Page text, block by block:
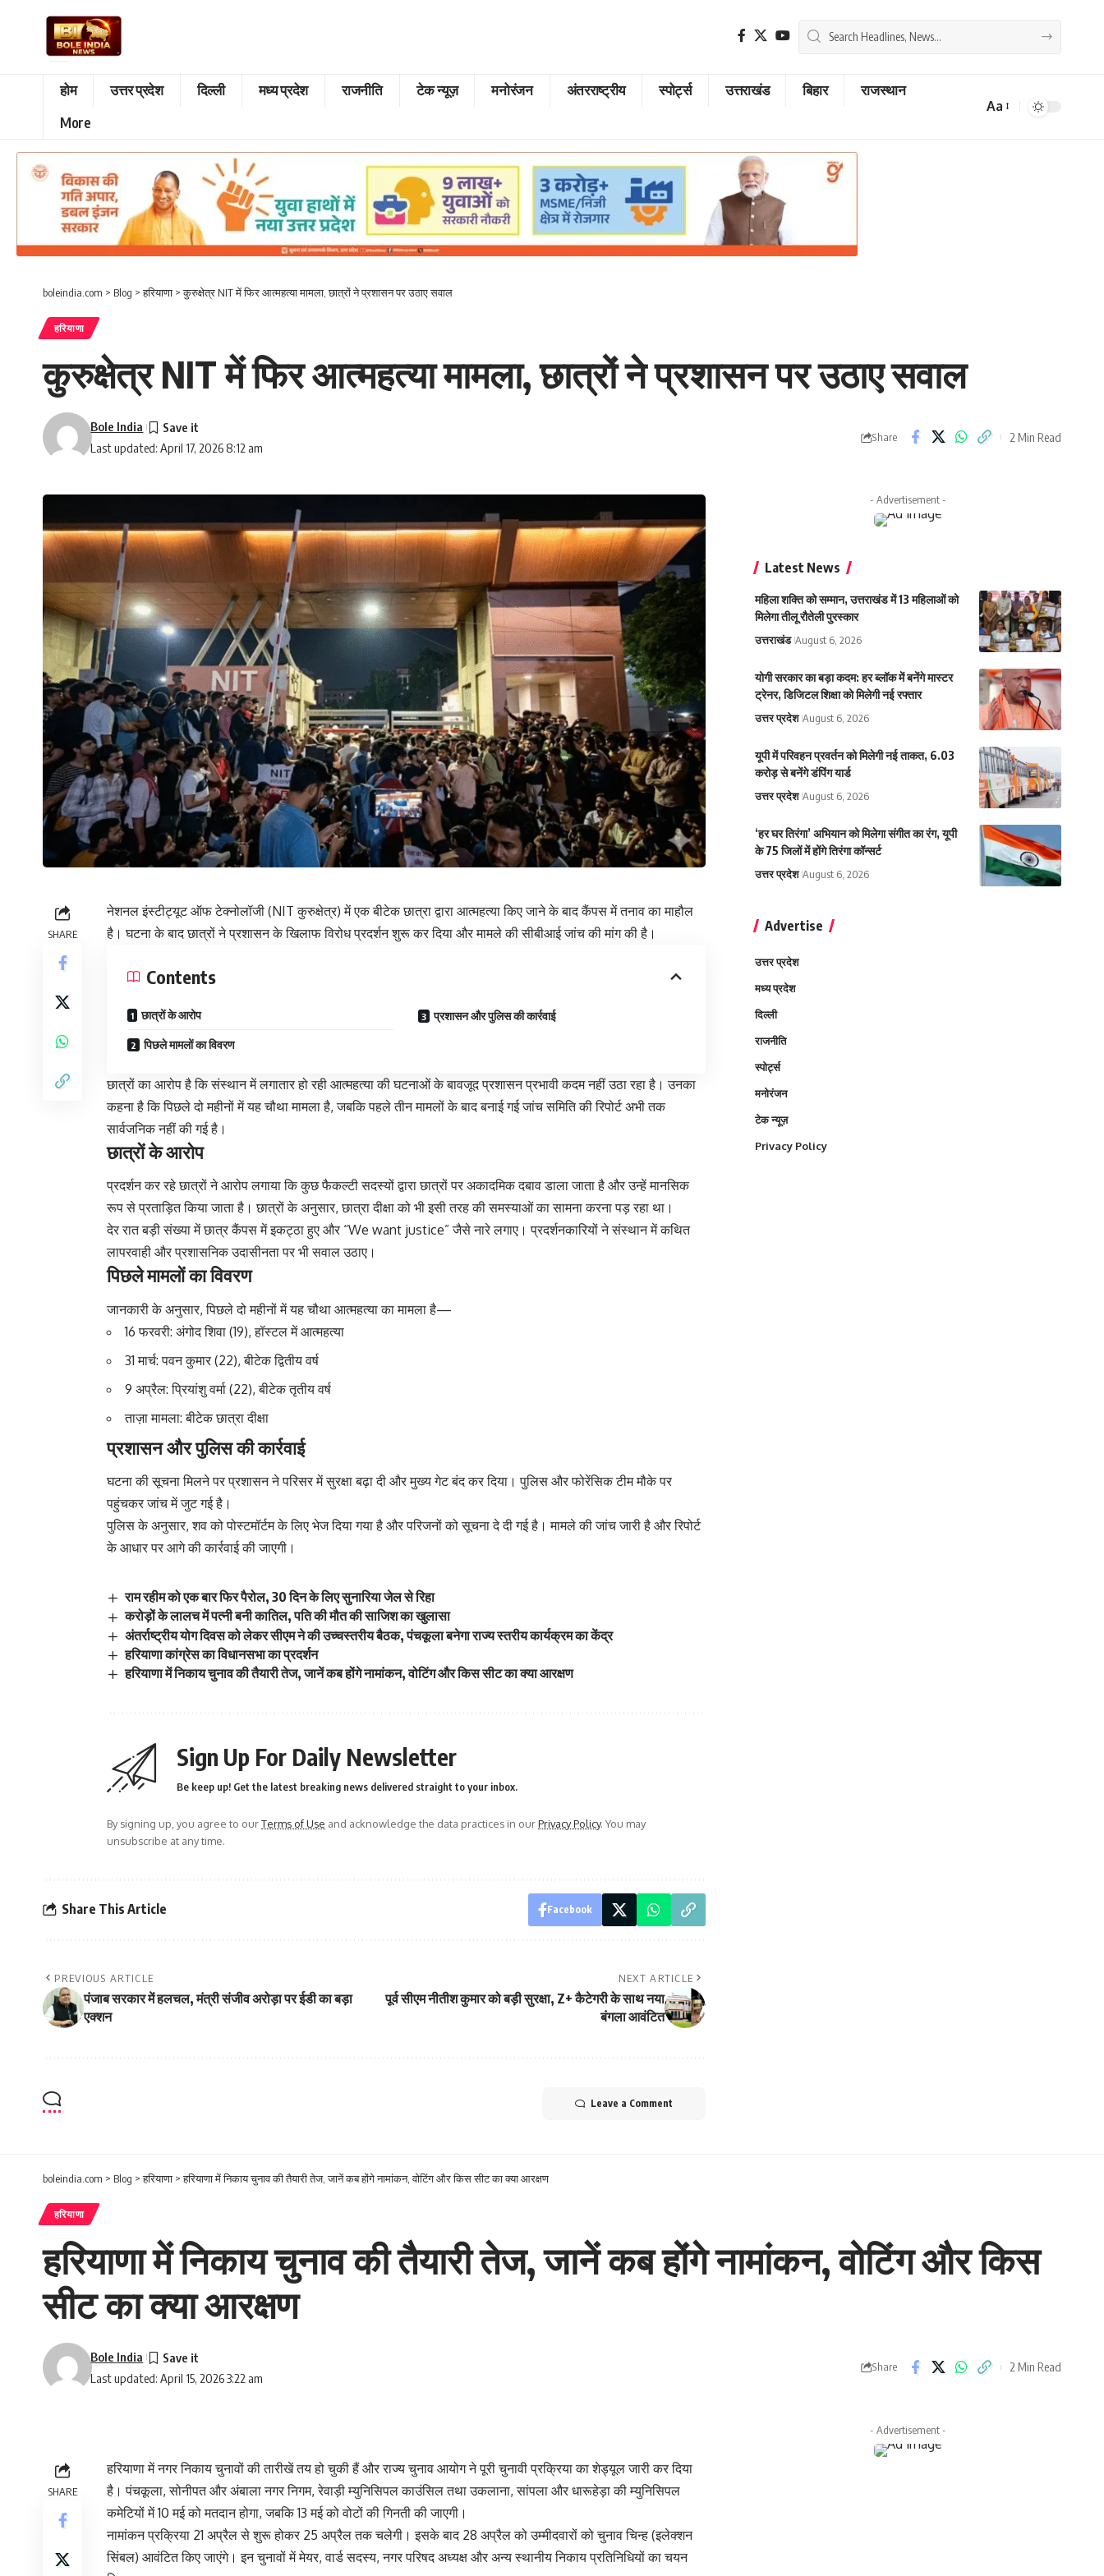
होम उत्तर प्रदेश दिल्ली मध्य प्रदेश राजनीति टेक न्यूज़ मनोरंजन अंतरराष्ट्रीय स्पोर्ट्स उत्तराखंड बिहार
राजस्थान
More
Font
Aa
boleindia.com > Blog >हरियाणा >कुरुक्षेत्र NIT में फिर आत्महत्या मामला, छात्रों ने प्रशासन पर उठाए सवाल
हरियाणा
कुरुक्षेत्र NIT में फिर आत्महत्या मामला, छात्रों ने प्रशासन पर उठाए सवाल
Last updated: April 17, 2026 8:12 am
Bole India
Share 2 Min Read
SHARE
नेशनल इंस्टीट्यूट ऑफ टेक्नोलॉजी (NIT कुरुक्षेत्र) में एक बीटेक छात्रा द्वारा आत्महत्या किए जाने के बाद कैंपस में तनाव का माहौल
है। घटना के बाद छात्रों ने प्रशासन के खिलाफ विरोध प्रदर्शन शुरू कर दिया और मामले की सीबीआई जांच की मांग की है।
Contents
छात्रों के आरोप
पिछले मामलों का विवरण
प्रशासन और पुलिस की कार्रवाई
छात्रों का आरोप है कि संस्थान में लगातार हो रही आत्महत्या की घटनाओं के बावजूद प्रशासन प्रभावी कदम नहीं उठा रहा है। उनका
कहना है कि पिछले दो महीनों में यह चौथा मामला है, जबकि पहले तीन मामलों के बाद बनाई गई जांच समिति की रिपोर्ट अभी तक
सार्वजनिक नहीं की गई है।
छात्रों के आरोप
प्रदर्शन कर रहे छात्रों ने आरोप लगाया कि कुछ फैकल्टी सदस्यों द्वारा छात्रों पर अकादमिक दबाव डाला जाता है और उन्हें मानसिक
रूप से प्रताड़ित किया जाता है। छात्रों के अनुसार, छात्रा दीक्षा को भी इसी तरह की समस्याओं का सामना करना पड़ रहा था।
देर रात बड़ी संख्या में छात्र कैंपस में इकट्ठा हुए और “We want justice” जैसे नारे लगाए। प्रदर्शनकारियों ने संस्थान में कथित
लापरवाही और प्रशासनिक उदासीनता पर भी सवाल उठाए।
पिछले मामलों का विवरण
जानकारी के अनुसार, पिछले दो महीनों में यह चौथा आत्महत्या का मामला है—
16 फरवरी: अंगोद शिवा (19), हॉस्टल में आत्महत्या
31 मार्च: पवन कुमार (22), बीटेक द्वितीय वर्ष
9 अप्रैल: प्रियांशु वर्मा (22), बीटेक तृतीय वर्ष
ताज़ा मामला: बीटेक छात्रा दीक्षा
प्रशासन और पुलिस की कार्रवाई
घटना की सूचना मिलने पर प्रशासन ने परिसर में सुरक्षा बढ़ा दी और मुख्य गेट बंद कर दिया। पुलिस और फोरेंसिक टीम मौके पर
पहुंचकर जांच में जुट गई है।
पुलिस के अनुसार, शव को पोस्टमॉर्टम के लिए भेज दिया गया है और परिजनों को सूचना दे दी गई है। मामले की जांच जारी है और रिपोर्ट
के आधार पर आगे की कार्रवाई की जाएगी।
राम रहीम को एक बार फिर पैरोल, 30 दिन के लिए सुनारिया जेल से रिहा
करोड़ों के लालच में पत्नी बनी कातिल, पति की मौत की साजिश का खुलासा
अंतर्राष्ट्रीय योग दिवस को लेकर सीएम ने की उच्चस्तरीय बैठक, पंचकूला बनेगा राज्य स्तरीय कार्यक्रम का केंद्र
हरियाणा कांग्रेस का विधानसभा का प्रदर्शन
हरियाणा में निकाय चुनाव की तैयारी तेज, जानें कब होंगे नामांकन, वोटिंग और किस सीट का क्या आरक्षण
Sign Up For Daily Newsletter
Be keep up! Get the latest breaking news delivered straight to your inbox.
By signing up, you agree to ourTerms of Use and acknowledge the data practices in ourPrivacy Policy. You may
unsubscribe at any time.
Share This Article Facebook
PREVIOUS ARTICLE
पंजाब सरकार में हलचल, मंत्री संजीव अरोड़ा पर ईडी का बड़ा
एक्शन
NEXT ARTICLE
पूर्व सीएम नीतीश कुमार को बड़ी सुरक्षा, Z+ कैटेगरी के साथ नया
बंगला आवंटित
Leave a Comment
- Advertisement -
Latest News
महिला शक्ति को सम्मान, उत्तराखंड में 13 महिलाओं को
मिलेगा तीलू रौतेली पुरस्कार
उत्तराखंड August 6, 2026
योगी सरकार का बड़ा कदम: हर ब्लॉक में बनेंगे मास्टर
ट्रेनर, डिजिटल शिक्षा को मिलेगी नई रफ्तार
उत्तर प्रदेश August 6, 2026
यूपी में परिवहन प्रवर्तन को मिलेगी नई ताकत, 6.03
करोड़ से बनेंगे डंपिंग यार्ड
उत्तर प्रदेश August 6, 2026
‘हर घर तिरंगा’ अभियान को मिलेगा संगीत का रंग, यूपी
के 75 जिलों में होंगे तिरंगा कॉन्सर्ट
उत्तर प्रदेश August 6, 2026
Advertise
उत्तर प्रदेश
मध्य प्रदेश
दिल्ली
राजनीति
स्पोर्ट्स
मनोरंजन
टेक न्यूज़
Privacy Policy
boleindia.com > Blog >हरियाणा >हरियाणा में निकाय चुनाव की तैयारी तेज, जानें कब होंगे नामांकन, वोटिंग और किस सीट का क्या आरक्षण
हरियाणा
हरियाणा में निकाय चुनाव की तैयारी तेज, जानें कब होंगे नामांकन, वोटिंग और किस
सीट का क्या आरक्षण
Last updated: April 15, 2026 3:22 am
Bole India
Share 2 Min Read
- Advertisement -